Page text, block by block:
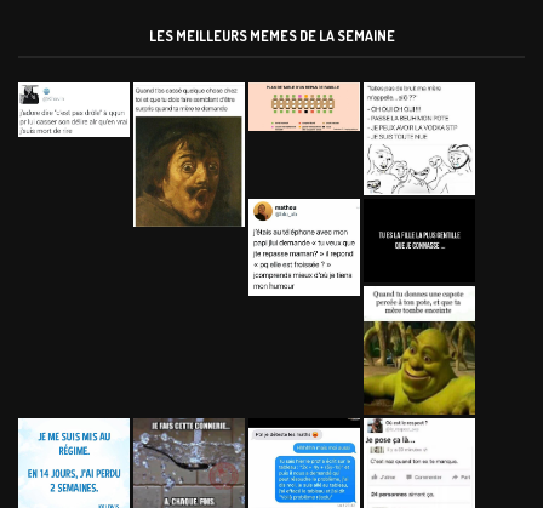
LES MEILLEURS MEMES DE LA SEMAINE